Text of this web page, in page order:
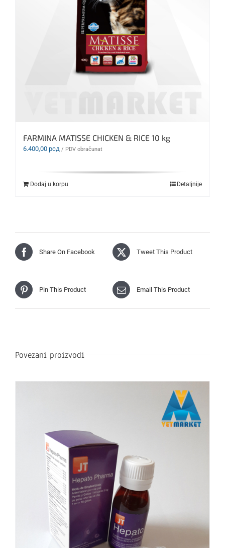
FARMINA MATISSE CHICKEN & RICE 10 kg
6.400,00 рсд / PDV obračunat
Dodaj u korpu Detaljnije
Share On Facebook Tweet This Product
Pin This Product Email This Product
Povezani proizvodi